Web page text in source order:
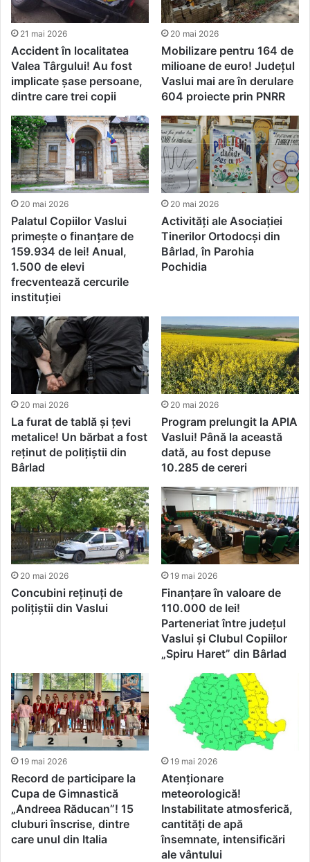
21 mai 2026
Accident în localitatea
Valea Târgului! Au fost
implicate șase persoane,
dintre care trei copii
20 mai 2026
Mobilizare pentru 164 de
milioane de euro! Județul
Vaslui mai are în derulare
604 proiecte prin PNRR
20 mai 2026
Palatul Copiilor Vaslui
primește o finanțare de
159.934 de lei! Anual,
1.500 de elevi
frecventează cercurile
instituției
20 mai 2026
Activități ale Asociației
Tinerilor Ortodocși din
Bârlad, în Parohia
Pochidia
20 mai 2026
La furat de tablă și țevi
metalice! Un bărbat a fost
reținut de polițiștii din
Bârlad
20 mai 2026
Program prelungit la APIA
Vaslui! Până la această
dată, au fost depuse
10.285 de cereri
20 mai 2026
Concubini reținuți de
polițiștii din Vaslui
19 mai 2026
Finanțare în valoare de
110.000 de lei!
Parteneriat între județul
Vaslui și Clubul Copiilor
„Spiru Haret” din Bârlad
19 mai 2026
Record de participare la
Cupa de Gimnastică
„Andreea Răducan”! 15
cluburi înscrise, dintre
care unul din Italia
19 mai 2026
Atenționare
meteorologică!
Instabilitate atmosferică,
cantități de apă
însemnate, intensificări
ale vântului